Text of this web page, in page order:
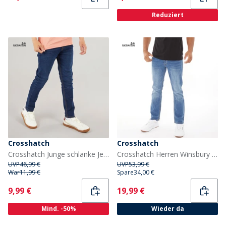
Reduziert
Crosshatch
Crosshatch Junge schlanke Jeans dunkel gewaschen
UVP46,99 €
War11,99 €
Current
9,99 €
Mind. -50%
Crosshatch
Crosshatch Herren Winsbury Bootcut Jeans Stonewash
UVP53,99 €
Spare34,00 €
Current
19,99 €
Wieder da